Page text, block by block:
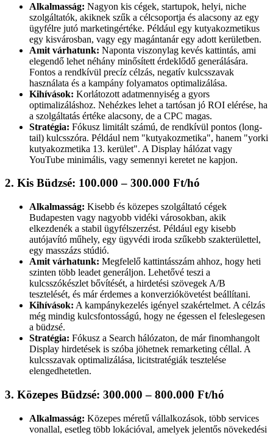
Alkalmasság: Nagyon kis cégek, startupok, helyi, niche
szolgáltatók, akiknek szűk a célcsoportja és alacsony az egy
ügyfélre jutó marketingértéke. Például egy kutyakozmetikus
egy kisvárosban, vagy egy magántanár egy adott kerületben.
Amit várhatunk: Naponta viszonylag kevés kattintás, ami
elegendő lehet néhány minősített érdeklődő generálására.
Fontos a rendkívül precíz célzás, negatív kulcsszavak
használata és a kampány folyamatos optimalizálása.
Kihívások: Korlátozott adatmennyiség a gyors
optimalizáláshoz. Nehézkes lehet a tartósan jó ROI elérése, ha
a szolgáltatás értéke alacsony, de a CPC magas.
Stratégia: Fókusz limitált számú, de rendkívül pontos (long-
tail) kulcsszóra. Például nem "kutyakozmetika", hanem "yorki
kutyakozmetika 13. kerület". A Display hálózat vagy
YouTube minimális, vagy semennyi keretet ne kapjon.
2. Kis Büdzsé: 100.000 – 300.000 Ft/hó
Alkalmasság: Kisebb és közepes szolgáltató cégek
Budapesten vagy nagyobb vidéki városokban, akik
elkezdenék a stabil ügyfélszerzést. Például egy kisebb
autójavító műhely, egy ügyvédi iroda szűkebb szakterülettel,
egy masszázs stúdió.
Amit várhatunk: Megfelelő kattintásszám ahhoz, hogy heti
szinten több leadet generáljon. Lehetővé teszi a
kulcsszókészlet bővítését, a hirdetési szövegek A/B
tesztelését, és már érdemes a konverziókövetést beállítani.
Kihívások: A kampánykezelés igényel szakértelmet. A célzás
még mindig kulcsfontosságú, hogy ne égessen el feleslegesen
a büdzsé.
Stratégia: Fókusz a Search hálózaton, de már finomhangolt
Display hirdetések is szóba jöhetnek remarketing céllal. A
kulcsszavak optimalizálása, licitstratégiák tesztelése
elengedhetetlen.
3. Közepes Büdzsé: 300.000 – 800.000 Ft/hó
Alkalmasság: Közepes méretű vállalkozások, több services
vonallal, esetleg több lokációval, amelyek jelentős növekedési